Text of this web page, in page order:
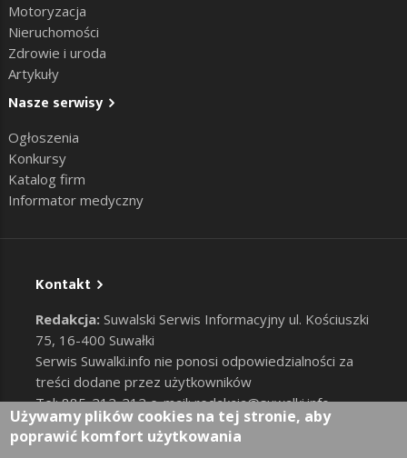
Motoryzacja
Nieruchomości
Zdrowie i uroda
Artykuły
Nasze serwisy
Ogłoszenia
Konkursy
Katalog firm
Informator medyczny
Kontakt
Redakcja: Suwalski Serwis Informacyjny ul. Kościuszki
75, 16-400 Suwałki
Serwis Suwalki.info nie ponosi odpowiedzialności za
treści dodane przez użytkowników
Tel: 885-212-212 e-mail:redakcja@suwalki.info,
reklama@suwalki.info
RODO |Cookies
Używamy plików cookies na tej stronie, aby
poprawić komfort użytkowania